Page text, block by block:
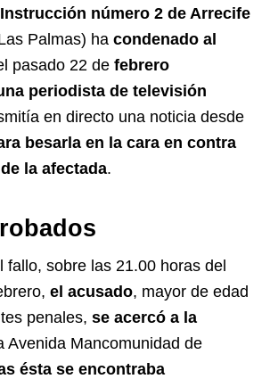
número 2 de Arrecife
Palmas) ha condenado al
pasado 22 de febrero
periodista de televisión
en directo una noticia desde
besarla en la cara en contra
la afectada.
fallo, sobre las 21.00 horas del
el acusado, mayor de edad
penales, se acercó a la
Avenida Mancomunidad de
ésta se encontraba